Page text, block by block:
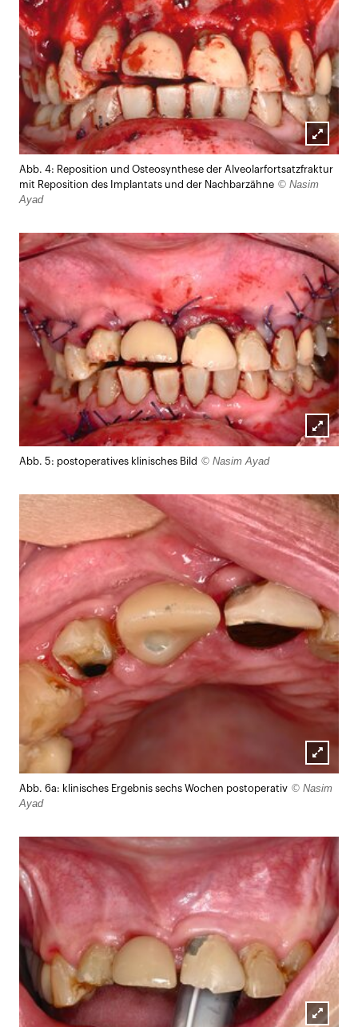
öffnen
Abb. 4: Reposition und Osteosynthese der Alveolarfortsatzfraktur
mit Reposition des Implantats und der Nachbarzähne © Nasim
Ayad
Abb. 5: postoperatives klinisches Bild © Nasim Ayad
öffnen
Abb. 6a: klinisches Ergebnis sechs Wochen postoperativ © Nasim
Ayad